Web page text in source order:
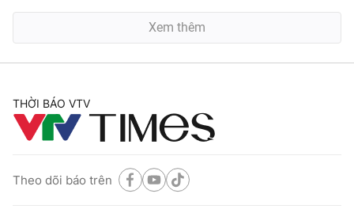
Xem thêm
THỜI BÁO VTV
Theo dõi báo trên